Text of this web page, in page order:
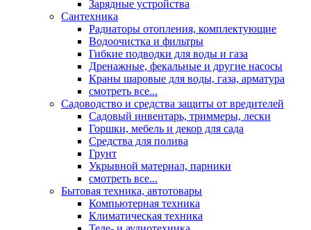
Зарядные устройства
Сантехника
Радиаторы отопления, комплектующие
Водоочистка и фильтры
Гибкие подводки для воды и газа
Дренажные, фекальные и другие насосы
Краны шаровые для воды, газа, арматура
смотреть все...
Садоводство и средства защиты от вредителей
Садовый инвентарь, триммеры, лески
Горшки, мебель и декор для сада
Средства для полива
Грунт
Укрывной материал, парники
смотреть все...
Бытовая техника, автотовары
Компьютерная техника
Климатическая техника